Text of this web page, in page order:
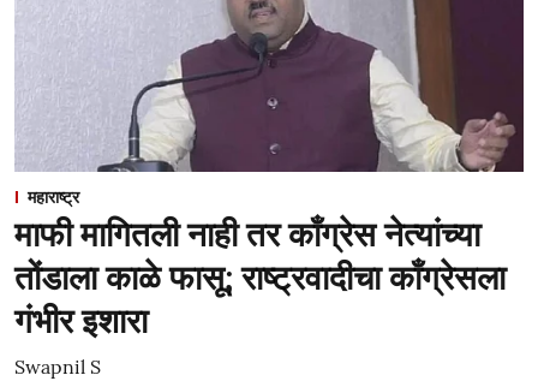
महाराष्ट्र
माफी मागितली नाही तर काँग्रेस नेत्यांच्या
तोंडाला काळे फासू; राष्ट्रवादीचा काँग्रेसला
गंभीर इशारा
Swapnil S